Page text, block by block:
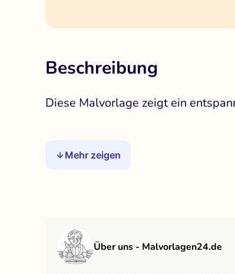
Beschreibung
Diese Malvorlage zeigt ein
Mehr zeigen
Über uns - Malvorlagen24.de